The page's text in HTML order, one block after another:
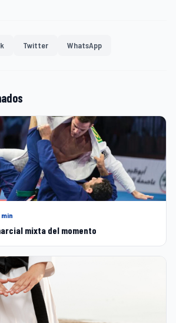
Twitter WhatsApp
min
mixta del momento